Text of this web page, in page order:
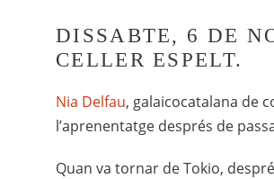
DISSABTE, 6 DE
CELLER ESPELT.
Nia Delfau, galaicocatalana de
l’aprenentatge després de
Quan va tornar de Tokio,